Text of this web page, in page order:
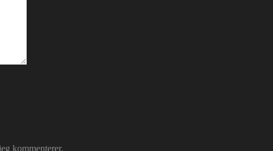
kommenterer.